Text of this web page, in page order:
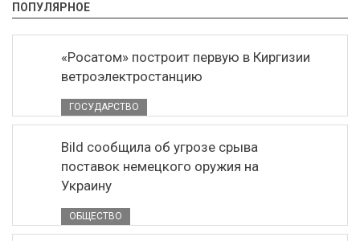
ПОПУЛЯРНОЕ
«Росатом» построит первую в Киргизии
ветроэлектростанцию
ГОСУДАРСТВО
Bild сообщила об угрозе срыва
поставок немецкого оружия на
Украину
ОБЩЕСТВО